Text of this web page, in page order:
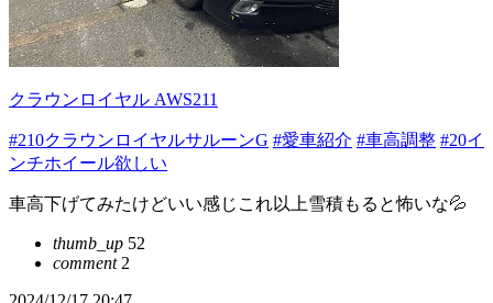
クラウンロイヤル AWS211
#210クラウンロイヤルサルーンG #愛車紹介 #車高調整 #20イ
ンチホイール欲しい
車高下げてみたけどいい感じこれ以上雪積もると怖いな💦
thumb_up 52
comment2